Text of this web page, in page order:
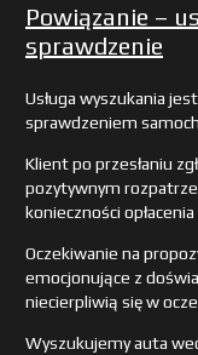
Powiązanie –
sprawdzenie
Usługa wyszukania
sprawdzeniem
Klient po przesłaniu
pozytywnym
konieczności
Oczekiwanie na
emocjonujące z
niecierpliwią się w
Wyszukujemy auta